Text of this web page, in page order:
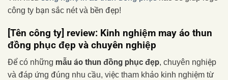
công ty bạn sắc nét và bền đẹp!
[Tên công ty] review: Kinh nghiệm may áo thun
đồng phục đẹp và chuyên nghiệp
Để có những mẫu áo thun đồng phục đẹp, chuyên nghiệp
và đáp ứng đúng nhu cầu, việc tham khảo kinh nghiệm từ